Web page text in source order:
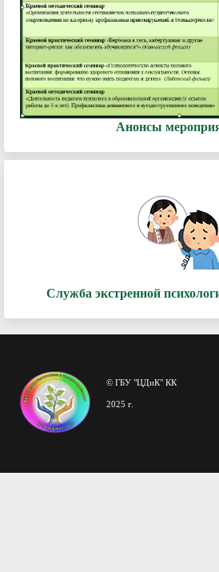
Анонсы
Служба экстренной
© ГБУ "ЦДиК" КК
2025 г.